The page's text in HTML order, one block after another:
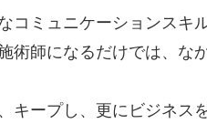
コミュニケーションスキ
術師になるだけでは、な
キープし、更にビジネス